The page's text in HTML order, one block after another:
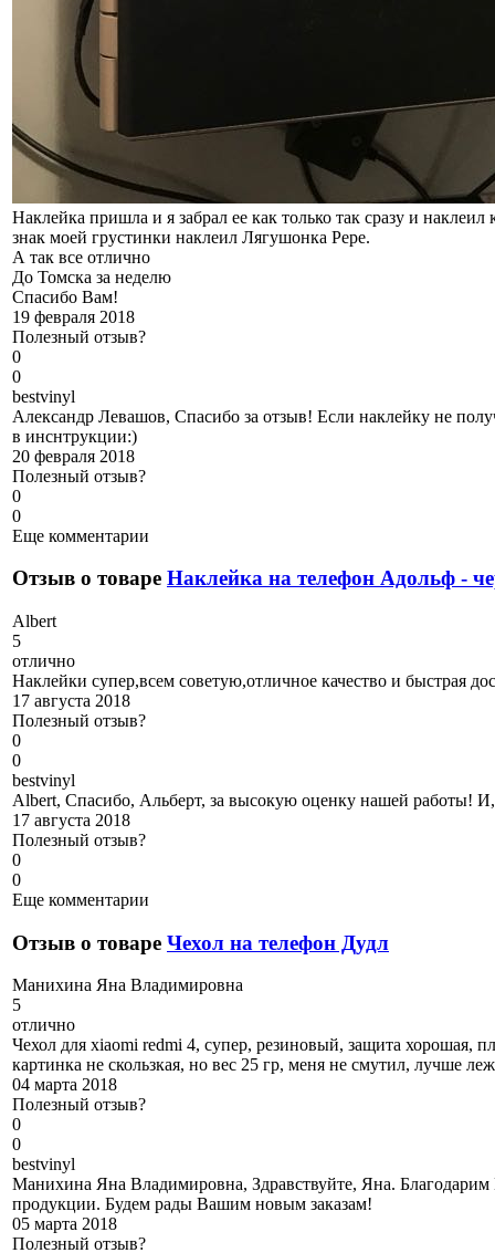
Наклейка пришла и я забрал ее как только так сразу и
знак моей грустинки наклеил Лягушонка Pepe.
А так все отлично
До Томска за неделю
Спасибо Вам!
19 февраля 2018
Полезный отзыв?
0
0
bestvinyl
Александр Левашов, Спасибо за отзыв! Если наклейку не
в инснтрукции:)
20 февраля 2018
Полезный отзыв?
0
0
Еще комментарии
Отзыв о товаре Наклейка на телефон Адольф -
Albert
5
отлично
Наклейки супер,всем советую,отличное качество и быстрая
17 августа 2018
Полезный отзыв?
0
0
bestvinyl
Albert, Спасибо, Альберт, за высокую оценку нашей работы!
17 августа 2018
Полезный отзыв?
0
0
Еще комментарии
Отзыв о товаре Чехол на телефон Дудл
Манихина Яна Владимировна
5
отлично
Чехол для xiaomi redmi 4, супер, резиновый, защита хорошая,
картинка не скользкая, но вес 25 гр, меня не смутил, лучше
04 марта 2018
Полезный отзыв?
0
0
bestvinyl
Манихина Яна Владимировна, Здравствуйте, Яна.
продукции. Будем рады Вашим новым заказам!
05 марта 2018
Полезный отзыв?